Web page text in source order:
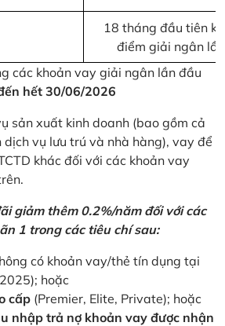
18 tháng đầu tiên
điểm giải ngân
các khoản vay giải ngân lần đầu
hết 30/06/2026
sản xuất kinh doanh (bao gồm cả
dịch vụ lưu trú và nhà hàng), vay để
khác đối với các khoản vay
giảm thêm 0.2%/năm đối với các
1 trong các tiêu chí sau:
có khoản vay/thẻ tín dụng tại
hoặc
cấp (Premier, Elite, Private); hoặc
nhập trả nợ khoản vay được nhận